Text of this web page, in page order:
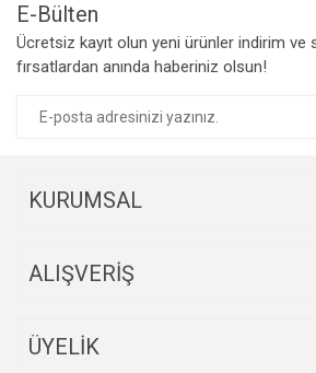
E-Bülten
Ücretsiz kayıt olun yeni ürünler indirim ve
fırsatlardan anında haberiniz olsun!
KURUMSAL
ALIŞVERİŞ
ÜYELİK